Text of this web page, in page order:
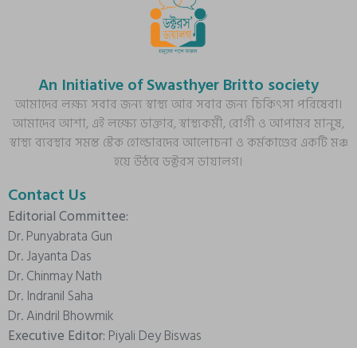
An Initiative of Swasthyer Britto society
আমাদের লক্ষ্য সবার জন্য স্বাস্থ্য আর সবার জন্য চিকিৎসা পরিষেবা।
আমাদের আশা, এই লক্ষ্যে ডাক্তার, স্বাস্থ্যকর্মী, রোগী ও আপামর মানুষ,
স্বাস্থ্য ব্যবস্থার সমস্ত স্টেক হোল্ডারদের আলোচনা ও কর্মকাণ্ডের একটি মঞ্চ
হয়ে উঠবে ডক্টরস ডায়ালগ।
Contact Us
Editorial Committee:
Dr. Punyabrata Gun
Dr. Jayanta Das
Dr. Chinmay Nath
Dr. Indranil Saha
Dr. Aindril Bhowmik
Executive Editor: Piyali Dey Biswas